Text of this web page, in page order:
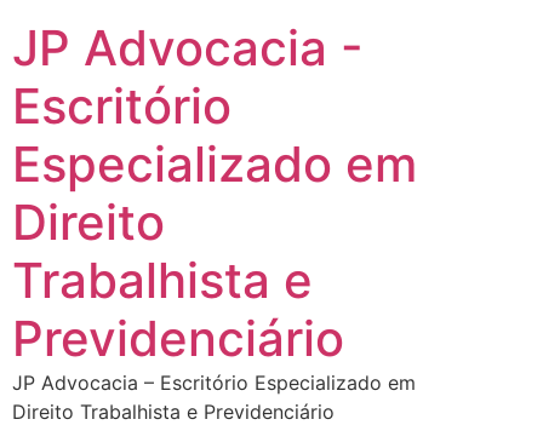
JP Advocacia -
Escritório
Especializado em
Direito
Trabalhista e
Previdenciário
JP Advocacia – Escritório Especializado em
Direito Trabalhista e Previdenciário